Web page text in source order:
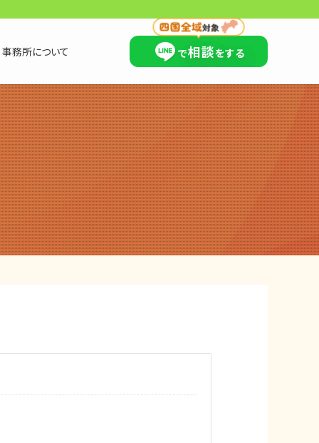
×
事務所について で相談をする